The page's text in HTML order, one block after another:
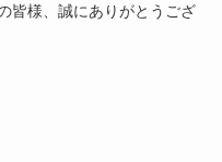
皆様、誠にありがとうござ